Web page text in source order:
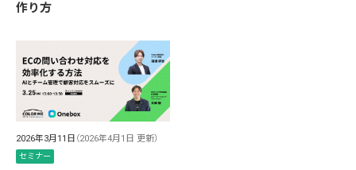
作り方
2026年3月11日 （2026年4月1日 更新）
セミナー